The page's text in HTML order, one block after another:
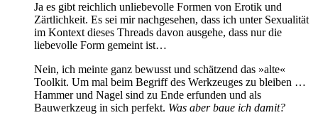
Ja es gibt reichlich unliebevolle Formen von Erotik und
Zärtlichkeit. Es sei mir nachgesehen, dass ich unter Sexualität
im Kontext dieses Threads davon ausgehe, dass nur die
liebevolle Form gemeint ist…
Nein, ich meinte ganz bewusst und schätzend das »alte«
Toolkit. Um mal beim Begriff des Werkzeuges zu bleiben …
Hammer und Nagel sind zu Ende erfunden und als
Bauwerkzeug in sich perfekt. Was aber baue ich damit?